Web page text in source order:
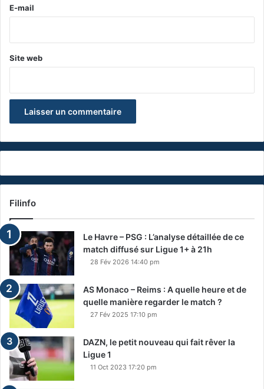
e
E-mail
Site web
Filinfo
Le Havre – PSG : L’analyse détaillée de ce
match diffusé sur Ligue 1+ à 21h
28 Fév 2026 14:40 pm
AS Monaco – Reims : A quelle heure et de
quelle manière regarder le match ?
27 Fév 2025 17:10 pm
DAZN, le petit nouveau qui fait rêver la
Ligue 1
11 Oct 2023 17:20 pm